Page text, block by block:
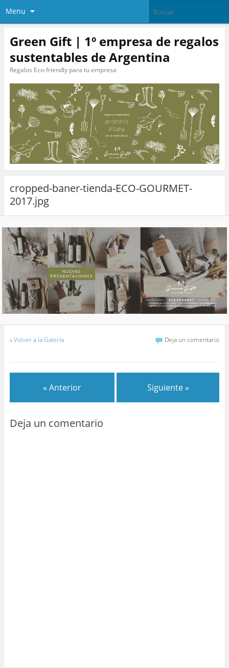
Menu
Green Gift | 1º empresa de regalos
sustentables de Argentina
Regalos Eco-friendly para tu empresa
cropped-baner-tienda-ECO-GOURMET-
2017.jpg
«Volver a la Galería Deja un comentario
« Anterior Siguiente »
Deja un comentario